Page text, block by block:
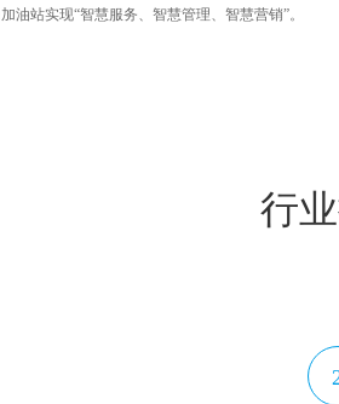
油站实现“智慧服务、智慧管理、智慧营销”。
行